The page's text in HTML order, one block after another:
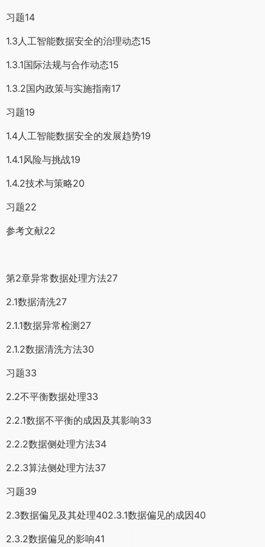
习题14
1.3人工智能数据安全的治理动态15
1.3.1国际法规与合作动态15
1.3.2国内政策与实施指南17
习题19
1.4人工智能数据安全的发展趋势19
1.4.1风险与挑战19
1.4.2技术与策略20
习题22
参考文献22
第2章异常数据处理方法27
2.1数据清洗27
2.1.1数据异常检测27
2.1.2数据清洗方法30
习题33
2.2不平衡数据处理33
2.2.1数据不平衡的成因及其影响33
2.2.2数据侧处理方法34
2.2.3算法侧处理方法37
习题39
2.3数据偏见及其处理402.3.1数据偏见的成因40
2.3.2数据偏见的影响41